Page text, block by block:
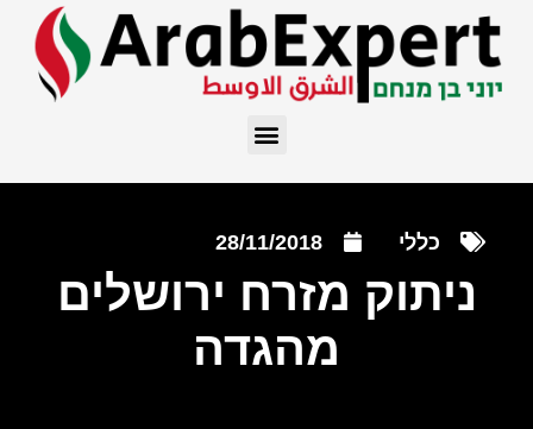
כללי 28/11/2018
ניתוק מזרח ירושלים
מהגדה